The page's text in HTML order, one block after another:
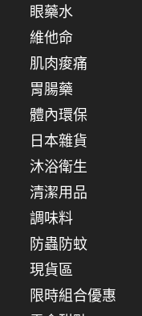
眼藥水
維他命
肌肉痠痛
胃腸藥
體內環保
日本雜貨
沐浴衛生
清潔用品
調味料
防蟲防蚊
現貨區
限時組合優惠